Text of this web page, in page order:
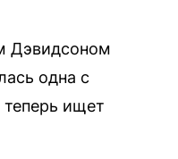
Дэвидсоном
одна с
ищет